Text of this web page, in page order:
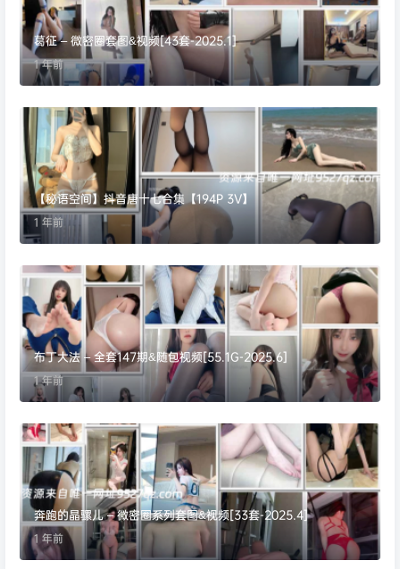
葛征 – 微密圈套图&视频[43套-2025.1]
1 年前
【秘语空间】抖音唐十七合集【194P 3V】
1 年前
布丁大法 – 全套147期&随包视频[55.1G-2025.6]
1 年前
奔跑的晶骡儿 – 微密圈系列套图&视频[33套-2025.4]
1 年前